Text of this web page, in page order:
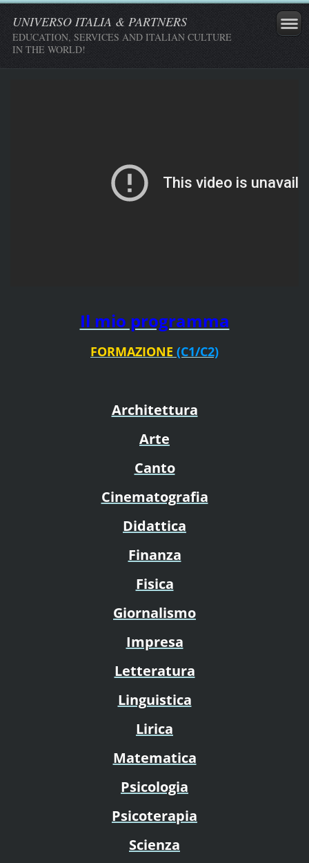
UNIVERSO ITALIA & PARTNERS
EDUCATION, SERVICES AND ITALIAN CULTURE
IN THE WORLD!
Il mio programma
FORMAZIONE (C1/C2)
Architettura
Arte
Canto
Cinematografia
Didattica
Finanza
Fisica
Giornalismo
Impresa
Letteratura
Linguistica
Lirica
Matematica
Psicologia
Psicoterapia
Scienza